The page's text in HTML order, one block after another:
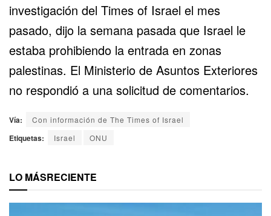
investigación del Times of Israel el mes
pasado, dijo la semana pasada que Israel le
estaba prohibiendo la entrada en zonas
palestinas. El Ministerio de Asuntos Exteriores
no respondió a una solicitud de comentarios.
Vía: Con información de The Times of Israel
Etiquetas: Israel ONU
LO MÁSRECIENTE